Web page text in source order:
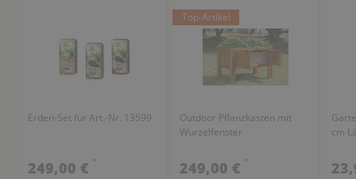
Erden-Set für Art.-Nr. 13599
249,00 € *
Top-Artikel
Outdoor Pflanzkasten mit
Wurzelfenster
249,00 € *
cm